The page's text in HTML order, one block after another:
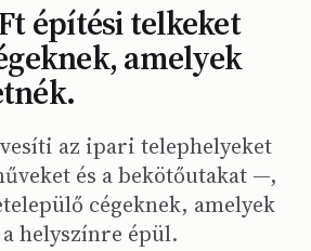
építési telkeket
amelyek
az ipari telephelyeket
és a bekötőutakat —,
cégeknek, amelyek
helyszínre épül.